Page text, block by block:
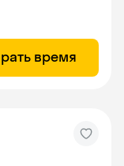
время